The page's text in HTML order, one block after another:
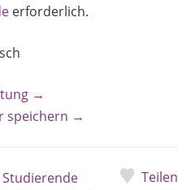
erforderlich.
→
speichern →
Teilen